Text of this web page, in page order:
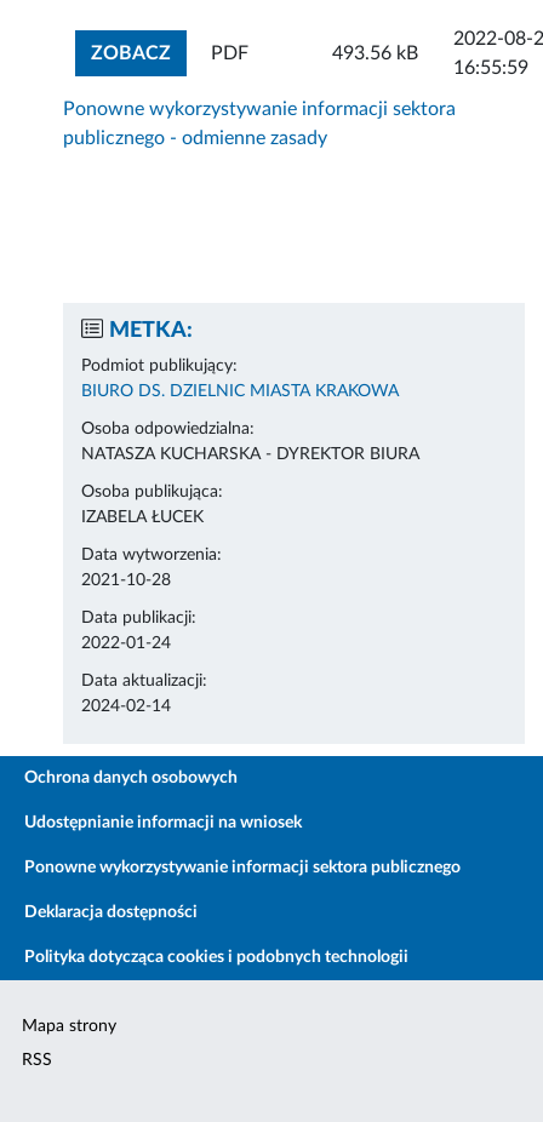
ZOBACZZOBACZ ZAŁĄCZNIK
PDF 493.56 kB
2022-08-
16:55:59
Ponowne wykorzystywanie informacji sektora
publicznego - odmienne zasady
METKA:
Podmiot publikujący:
BIURO DS. DZIELNIC MIASTA KRAKOWA
Osoba odpowiedzialna:
NATASZA KUCHARSKA - DYREKTOR BIURA
Osoba publikująca:
IZABELA ŁUCEK
Data wytworzenia:
2021-10-28
Data publikacji:
2022-01-24
Data aktualizacji:
2024-02-14
Ochrona danych osobowych
Udostępnianie informacji na wniosek
Ponowne wykorzystywanie informacji sektora publicznego
Deklaracja dostępności
Polityka dotycząca cookies i podobnych technologii
Mapa strony
RSS